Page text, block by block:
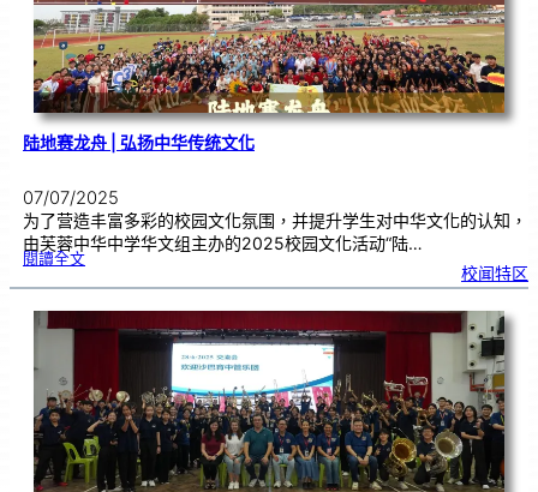
陆地赛龙舟 | 弘扬中华传统文化
07/07/2025
为了营造丰富多彩的校园文化氛围，并提升学生对中华文化的认知，
由芙蓉中华中学华文组主办的2025校园文化活动“陆…
閱讀全文:陆
龙
|弘
中
校闻特区